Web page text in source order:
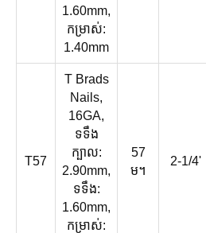
1.60mm,
កម្រាស់:
1.40mm
T57
T Brads
Nails,
16GA,
ទទឹង
ក្បាល:
2.90mm,
ទទឹង:
1.60mm,
កម្រាស់:
57
ម។
2-1/4'